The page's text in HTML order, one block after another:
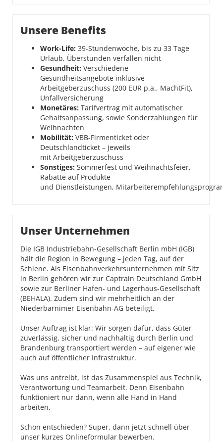
Unsere Benefits
Work-Life: 39-Stundenwoche, bis zu 33 Tage
Urlaub, Überstunden verfallen nicht
Gesundheit: Verschiedene
Gesundheitsangebote inklusive
Arbeitgeberzuschuss (200 EUR p.a., MachtFit),
Unfallversicherung
Monetäres: Tarifvertrag mit automatischer
Gehaltsanpassung, sowie Sonderzahlungen für
Weihnachten
Mobilität: VBB-Firmenticket oder
Deutschlandticket – jeweils
mit Arbeitgeberzuschuss
Sonstiges: Sommerfest und Weihnachtsfeier,
Rabatte auf Produkte
und Dienstleistungen,
Unser Unternehmen
Die IGB Industriebahn-Gesellschaft Berlin mbH (IGB)
hält die Region in Bewegung – jeden Tag, auf der
Schiene. Als Eisenbahnverkehrsunternehmen mit Sitz
in Berlin gehören wir zur Captrain Deutschland GmbH
sowie zur Berliner Hafen- und Lagerhaus-Gesellschaft
(BEHALA). Zudem sind wir mehrheitlich an der
Niederbarnimer Eisenbahn-AG beteiligt.
Unser Auftrag ist klar: Wir sorgen dafür, dass Güter
zuverlässig, sicher und nachhaltig durch Berlin und
Brandenburg transportiert werden – auf eigener wie
auch auf öffentlicher Infrastruktur.
Was uns antreibt, ist das Zusammenspiel aus Technik,
Verantwortung und Teamarbeit. Denn Eisenbahn
funktioniert nur dann, wenn alle Hand in Hand
arbeiten.
Schon entschieden? Super, dann jetzt schnell über
unser kurzes Onlineformular bewerben.